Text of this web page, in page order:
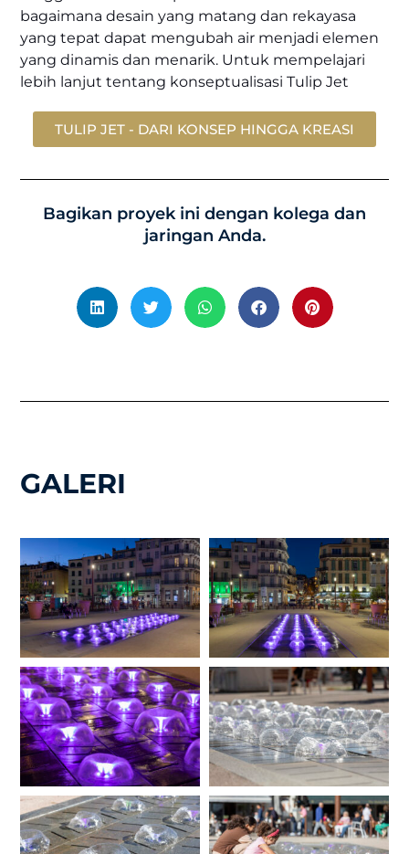
bagaimana desain yang matang dan rekayasa
yang tepat dapat mengubah air menjadi elemen
yang dinamis dan menarik. Untuk mempelajari
lebih lanjut tentang konseptualisasi Tulip Jet
TULIP JET - DARI KONSEP HINGGA KREASI
Bagikan proyek ini dengan kolega dan
jaringan Anda.
GALERI